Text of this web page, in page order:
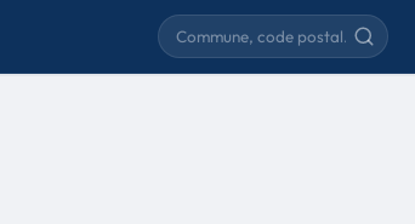
Rechercher une commune